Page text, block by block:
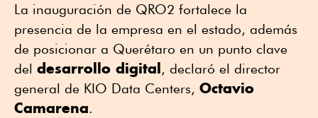
La inauguración de QRO2 fortalece la
presencia de la empresa en el estado, además
de posicionar a Querétaro en un punto clave
del desarrollo digital , declaró el director
general de KIO Data Centers, Octavio
Camarena.